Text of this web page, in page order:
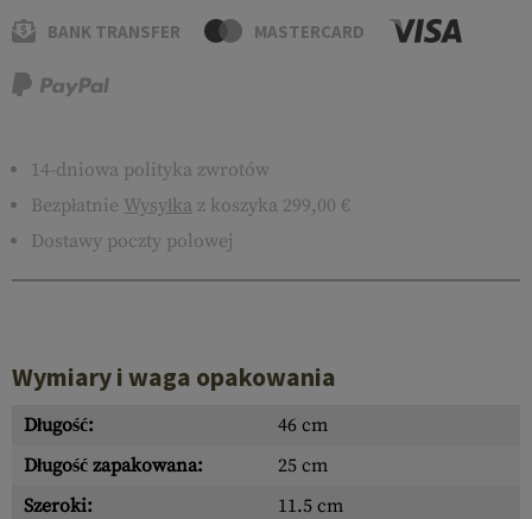
BANK TRANSFER MASTERCARD
14-dniowa polityka zwrotów
Bezpłatnie Wysyłka z koszyka 299,00 €
Dostawy poczty polowej
Wymiary i waga opakowania
Długość:
46 cm
Długość zapakowana:
25 cm
Szeroki:
11.5 cm